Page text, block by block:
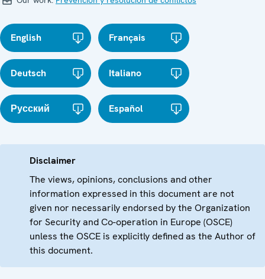
English Français
Deutsch Italiano
Русский Español
Disclaimer
The views, opinions, conclusions and other
information expressed in this document are not
given nor necessarily endorsed by the Organization
for Security and Co-operation in Europe (OSCE)
unless the OSCE is explicitly defined as the Author of
this document.